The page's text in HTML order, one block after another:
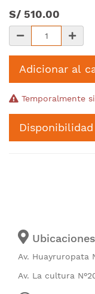
S/ 510.00
Adicionar al
Temporalmente
Disponibilidad
Ubicaciones
Av. Huayruropata
Av. La cultura